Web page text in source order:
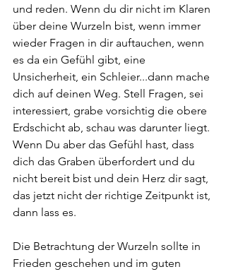
und reden. Wenn du dir nicht im Klaren
über deine Wurzeln bist, wenn immer
wieder Fragen in dir auftauchen, wenn
es da ein Gefühl gibt, eine
Unsicherheit, ein Schleier...dann mache
dich auf deinen Weg. Stell Fragen, sei
interessiert, grabe vorsichtig die obere
Erdschicht ab, schau was darunter liegt.
Wenn Du aber das Gefühl hast, dass
dich das Graben überfordert und du
nicht bereit bist und dein Herz dir sagt,
das jetzt nicht der richtige Zeitpunkt ist,
dann lass es.
Die Betrachtung der Wurzeln sollte in
Frieden geschehen und im guten